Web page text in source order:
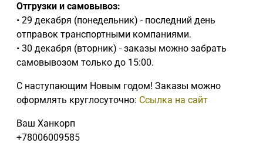
Отгрузки и самовывоз:
• 29 декабря (понедельник) - последний день
отправок транспортными компаниями.
• 30 декабря (вторник) - заказы можно забрать
самовывозом только до 15:00.
С наступающим Новым годом! Заказы можно
оформлять круглосуточно: Ссылка на сайт
Ваш Ханкорп
+78006009585